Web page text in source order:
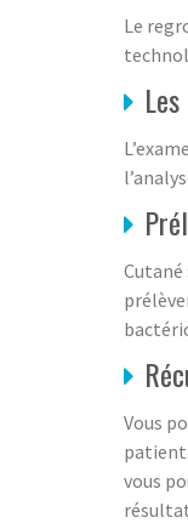
Le
Vous
vous